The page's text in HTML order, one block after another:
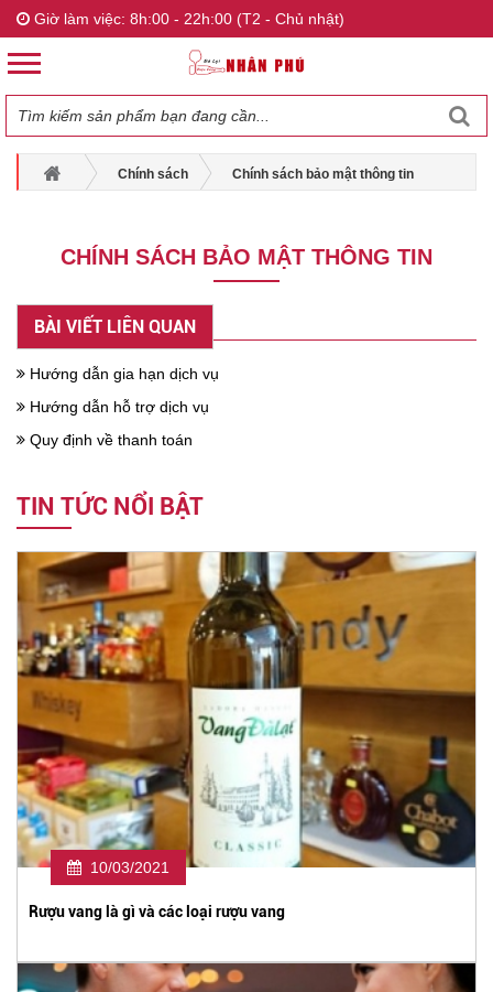
Giờ làm việc: 8h:00 - 22h:00 (T2 - Chủ nhật)
Chính sách Chính sách bảo mật thông tin
CHÍNH SÁCH BẢO MẬT THÔNG TIN
BÀI VIẾT LIÊN QUAN
Hướng dẫn gia hạn dịch vụ
Hướng dẫn hỗ trợ dịch vụ
Quy định về thanh toán
TIN TỨC NỔI BẬT
10/03/2021
Rượu vang là gì và các loại rượu vang